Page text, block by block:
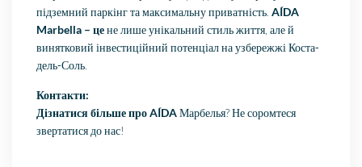
підземний паркінг та максимальну приватність.AÍDA
Marbella – цене лише унікальний стиль життя, але й
винятковий інвестиційний потенціал на узбережжі Коста-
дель-Соль.
Контакти:
Дізнатися більше про AÍDAМарбелья? Не соромтеся
звертатися до нас!